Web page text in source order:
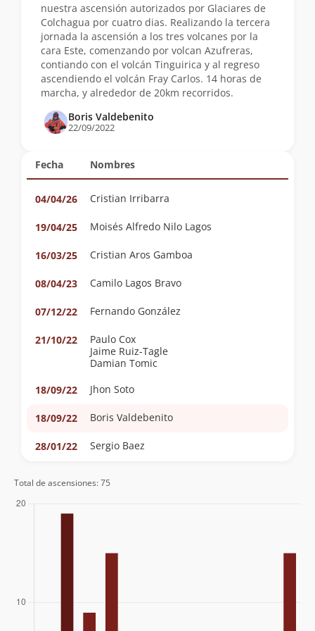
Fecha Nombres
04/04/26 Cristian Irribarra
19/04/25 Moisés Alfredo Nilo Lagos
16/03/25 Cristian Aros Gamboa
08/04/23 Camilo Lagos Bravo
07/12/22 Fernando González
21/10/22
Paulo Cox
Jaime Ruiz-Tagle
Damian Tomic
18/09/22
Jhon Soto
18/09/22 Boris Valdebenito
28/01/22 Sergio Baez
María Jesús Arriagada Duarte
Elvis Acevedo
nuestra ascensión autorizados por Glaciares de
Colchagua por cuatro dias. Realizando la tercera
jornada la ascensión a los tres volcanes por la
cara Este, comenzando por volcan Azufreras,
contiando con el volcán Tinguirica y al regreso
ascendiendo el volcán Fray Carlos. 14 horas de
marcha, y alrededor de 20km recorridos.
Boris Valdebenito
22/09/2022
Total de ascensiones: 75